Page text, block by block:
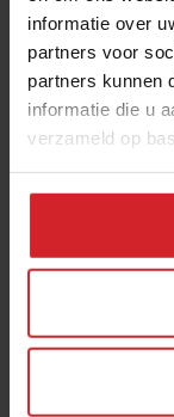
informatie over
partners voor
partners kunnen
informatie die u
verzameld op
ontvangen
voor meer
Best gelezen